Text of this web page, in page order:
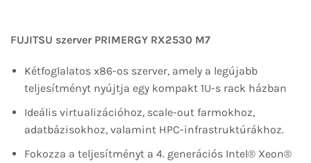
FUJITSU szerver PRIMERGY RX2530 M7
Kétfoglalatos x86-os szerver, amely a legújabb
teljesítményt nyújtja egy kompakt 1U-s rack házban
Ideális virtualizációhoz, scale-out farmokhoz,
adatbázisokhoz, valamint HPC-infrastruktúrákhoz.
Fokozza a teljesítményt a 4. generációs Intel® Xeon®